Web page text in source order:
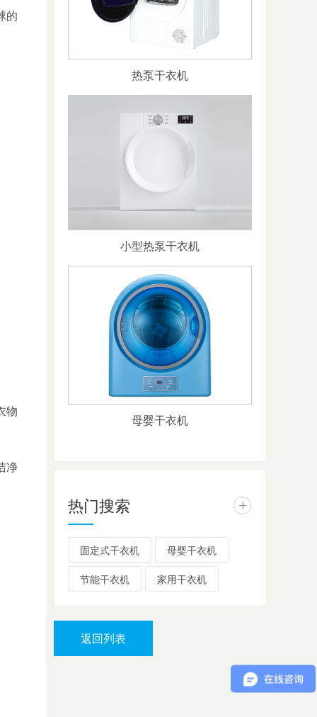
的
物
净
热泵干衣机
小型热泵干衣机
母婴干衣机
热门搜索 +
固定式干衣机 母婴干衣机
节能干衣机 家用干衣机
返回列表